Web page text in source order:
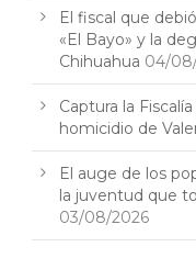
El fiscal que
«El Bayo» y la
Chihuahua 04/
Captura la
homicidio de
El auge de los
la juventud que
03/08/2026